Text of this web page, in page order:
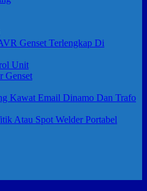
Genset Terlengkap Di
Unit
Genset
Kawat Email Dinamo Dan Trafo
Atau Spot Welder Portabel